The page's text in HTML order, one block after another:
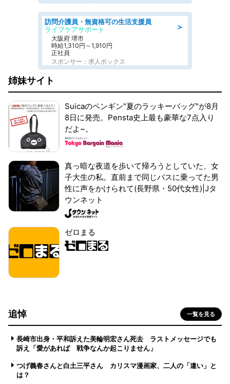
＞
訪問介護員・無資格可の生活支援員
ライフケアサポート
大阪府 堺市
時給1,310円～1,910円
正社員
スポンサー：求人ボックス
姉妹サイト
Suicaのペンギン"夏のラッキーバッグ"が8月
8日に発売。Pensta史上最も豪華な7点入り
だよ~。
真っ暗な夜道を歩いて帰ろうとしていた、女
子大生の私。直前まで同じバスに乗ってた男
性に声をかけられて(長野県・50代女性)|Jタ
ウンネット
ゼロまる
追悼 一覧を見る
長崎市出身・平和訴えた美輪明宏さん死去 ラストメッセージでも
訴え「愛があれば 戦争なんか起こりません」
つげ義春さんと白土三平さん カリスマ漫画家、二人の「違い」と
は？